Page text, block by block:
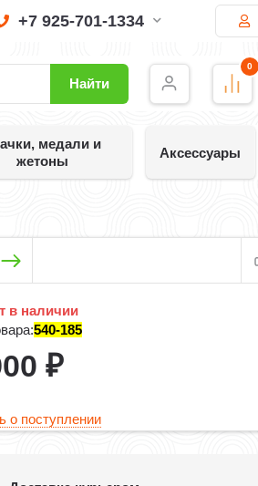
+7 925-701-1334
Найти
0
медали и
жетоны
Аксессуары
в наличии
540-185
₽
о поступлении